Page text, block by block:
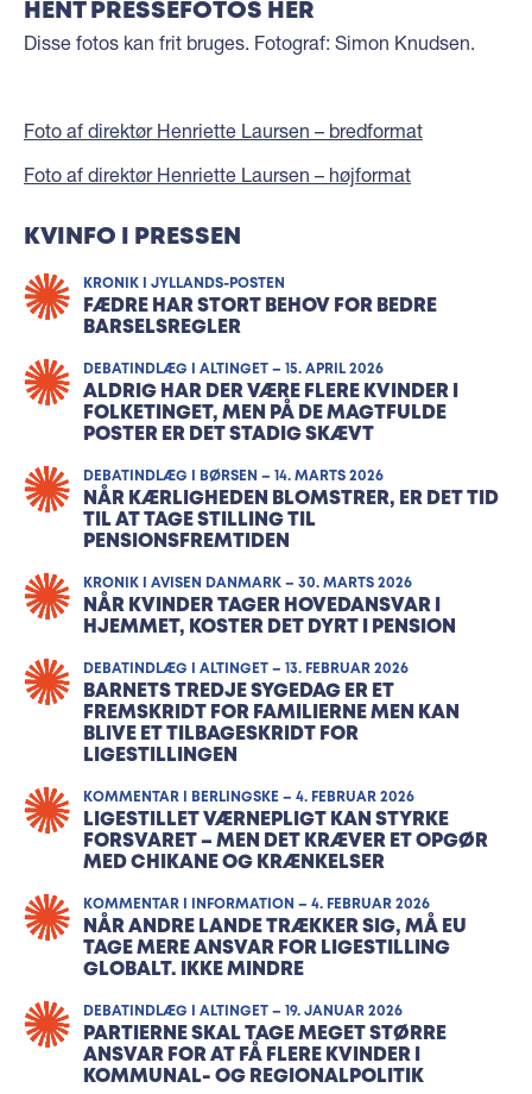
HENT PRESSEFOTOS HER
Disse fotos kan frit bruges. Fotograf: Simon Knudsen.
Foto af direktør Henriette Laursen – bredformat
Foto af direktør Henriette Laursen – højformat
KVINFO I PRESSEN
KRONIK I JYLLANDS-POSTEN
FÆDRE HAR STORT BEHOV FOR BEDRE
BARSELSREGLER
DEBATINDLÆG I ALTINGET – 15. APRIL 2026
ALDRIG HAR DER VÆRE FLERE KVINDER I
FOLKETINGET, MEN PÅ DE MAGTFULDE
POSTER ER DET STADIG SKÆVT
DEBATINDLÆG I BØRSEN – 14. MARTS 2026
NÅR KÆRLIGHEDEN BLOMSTRER, ER DET TID
TIL AT TAGE STILLING TIL
PENSIONSFREMTIDEN
KRONIK I AVISEN DANMARK – 30. MARTS 2026
NÅR KVINDER TAGER HOVEDANSVAR I
HJEMMET, KOSTER DET DYRT I PENSION
DEBATINDLÆG I ALTINGET – 13. FEBRUAR 2026
BARNETS TREDJE SYGEDAG ER ET
FREMSKRIDT FOR FAMILIERNE MEN KAN
BLIVE ET TILBAGESKRIDT FOR
LIGESTILLINGEN
KOMMENTAR I BERLINGSKE – 4. FEBRUAR 2026
LIGESTILLET VÆRNEPLIGT KAN STYRKE
FORSVARET – MEN DET KRÆVER ET OPGØR
MED CHIKANE OG KRÆNKELSER
KOMMENTAR I INFORMATION – 4. FEBRUAR 2026
NÅR ANDRE LANDE TRÆKKER SIG, MÅ EU
TAGE MERE ANSVAR FOR LIGESTILLING
GLOBALT. IKKE MINDRE
DEBATINDLÆG I ALTINGET – 19. JANUAR 2026
PARTIERNE SKAL TAGE MEGET STØRRE
ANSVAR FOR AT FÅ FLERE KVINDER I
KOMMUNAL- OG REGIONALPOLITIK